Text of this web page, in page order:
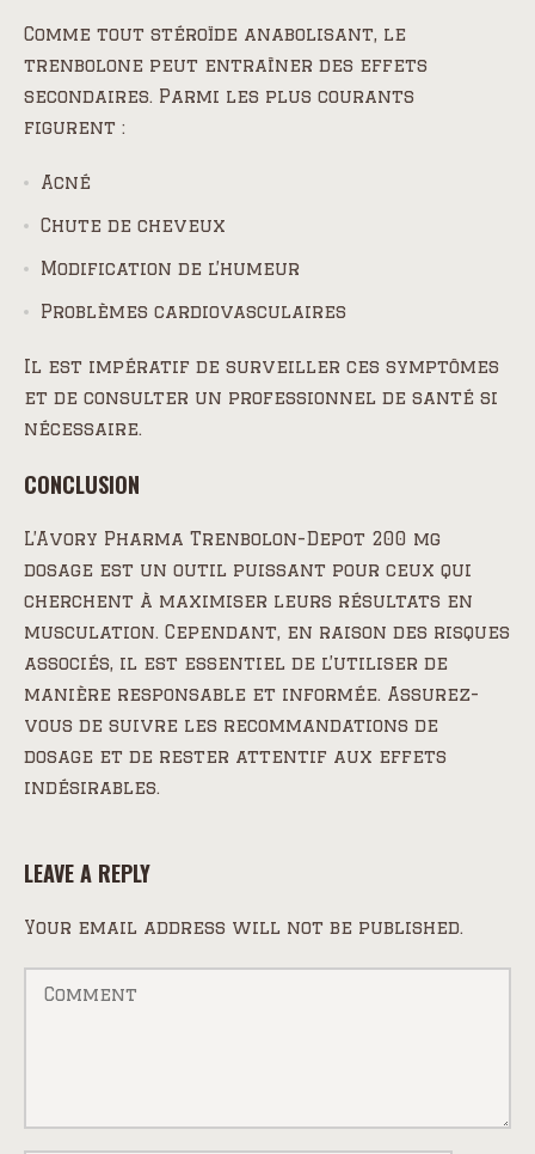
Comme tout stéroïde anabolisant, le
trenbolone peut entraîner des effets
secondaires. Parmi les plus courants
figurent :
Acné
Chute de cheveux
Modification de l’humeur
Problèmes cardiovasculaires
Il est impératif de surveiller ces symptômes
et de consulter un professionnel de santé si
nécessaire.
CONCLUSION
L’Avory Pharma Trenbolon-Depot 200 mg
dosage est un outil puissant pour ceux qui
cherchent à maximiser leurs résultats en
musculation. Cependant, en raison des risques
associés, il est essentiel de l’utiliser de
manière responsable et informée. Assurez-
vous de suivre les recommandations de
dosage et de rester attentif aux effets
indésirables.
LEAVE A REPLY
Your email address will not be published.